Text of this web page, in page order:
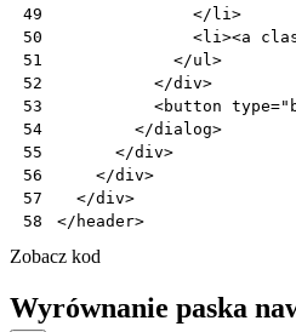
49
50
51
52
53
54
55
56
57
58
</li >
<li ><a
</ul >
</div>
<button type=
</dialog>
</div>
</div>
</div>
</ header>
Zobacz kod
Wyrównanie paska